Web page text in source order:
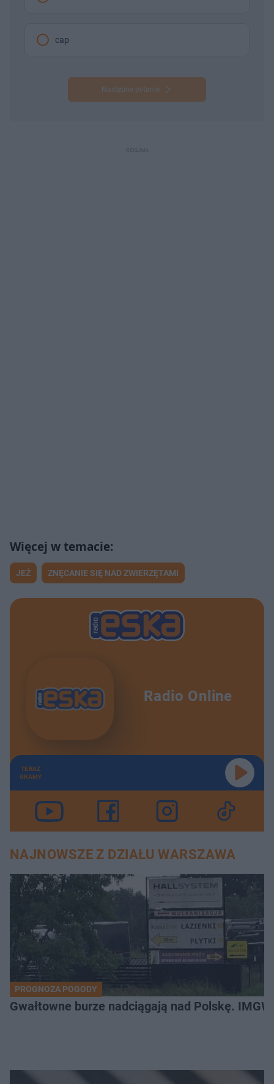
cap
Następne pytanie
JEŻ ZNĘCANIE SIĘ NAD ZWIERZĘTAMI
Radio Online
TERAZ
GRAMY
NAJNOWSZE Z DZIAŁU WARSZAWA
PROGNOZA POGODY
Gwałtowne burze nadciągają nad Polskę.